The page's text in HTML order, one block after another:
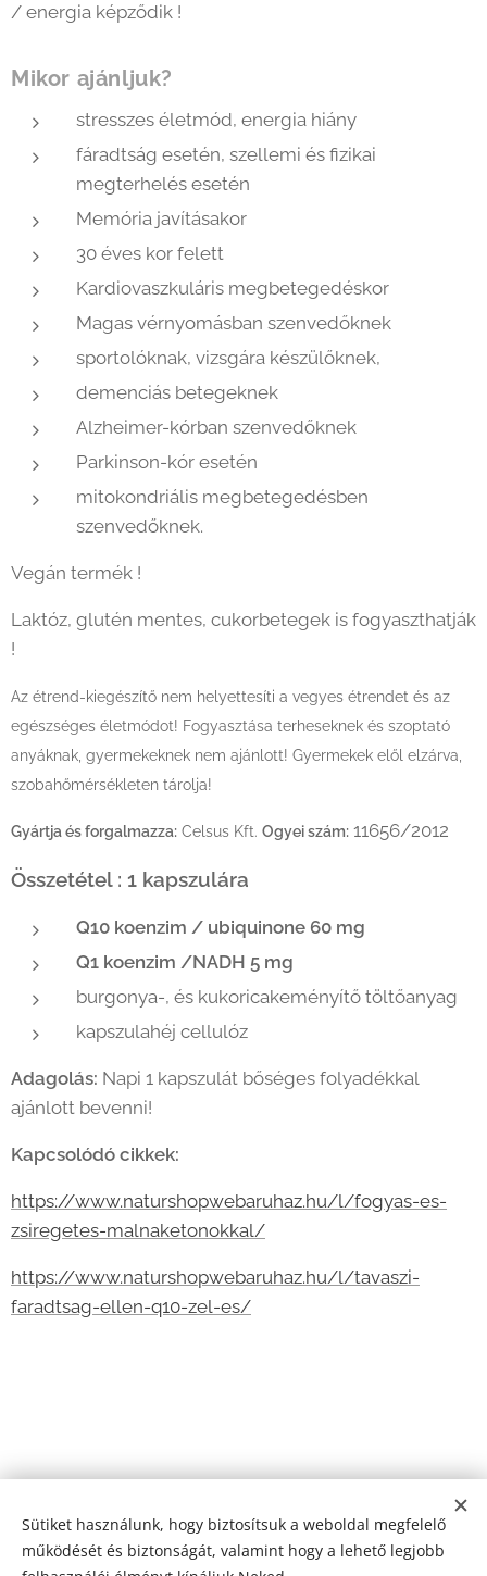
/ energia képződik !
Mikor ajánljuk?
stresszes életmód, energia hiány
fáradtság esetén, szellemi és fizikai
megterhelés esetén
Memória javításakor
30 éves kor felett
Kardiovaszkuláris megbetegedéskor
Magas vérnyomásban szenvedőknek
sportolóknak, vizsgára készülőknek,
demenciás betegeknek
Alzheimer-kórban szenvedőknek
Parkinson-kór esetén
mitokondriális megbetegedésben
szenvedőknek.
Vegán termék !
Laktóz, glutén mentes, cukorbetegek is fogyaszthatják
!
Az étrend-kiegészítő nem helyettesíti a vegyes étrendet és az
egészséges életmódot! Fogyasztása terheseknek és szoptató
anyáknak, gyermekeknek nem ajánlott! Gyermekek elől elzárva,
szobahőmérsékleten tárolja!
Gyártja és forgalmazza: Celsus Kft. Ogyei szám: 11656/2012
Összetétel : 1 kapszulára
Q10 koenzim / ubiquinone 60 mg
Q1 koenzim /NADH 5 mg
burgonya-, és kukoricakeményítő töltőanyag
kapszulahéj cellulóz
Adagolás: Napi 1 kapszulát bőséges folyadékkal
ajánlott bevenni!
Kapcsolódó cikkek:
https://www.naturshopwebaruhaz.hu/l/fogyas-es-
zsiregetes-malnaketonokkal/
https://www.naturshopwebaruhaz.hu/l/tavaszi-
faradtsag-ellen-q10-zel-es/
© 2024 Minden jog fenntartva
Sütiket használunk, hogy biztosítsuk a weboldal megfelelő
működését és biztonságát, valamint hogy a lehető legjobb